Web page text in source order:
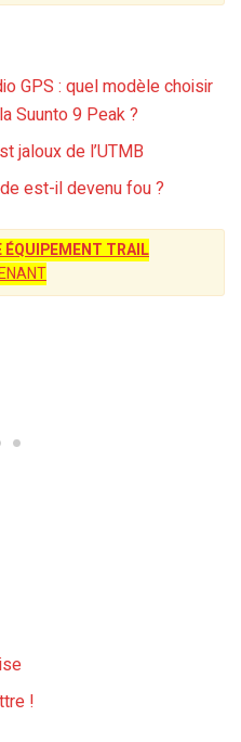
GPS : quel modèle choisir
Suunto 9 Peak ?
jaloux de l’UTMB
est-il devenu fou ?
TRAIL
!